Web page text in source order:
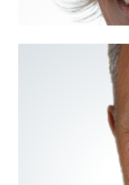
Philip Backx
06 - 40 98 01 67
Talent, ik ben